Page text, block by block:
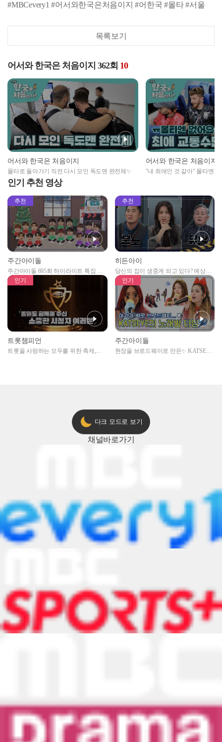
#MBCevery1 #어서와한국은처음이지 #어한국 #몰타 #서울
목록보기
어서와 한국은 처음이지 362회 10
어서와 한국은 처음이지
몰타로 돌아가기 직전 다시 모인 독도맨 완전체✨
어서와 한국은 처음이지
"내 최애인 것 같아" 몰타엔
인기 추천 영상
추천
주간아이돌
주간아이돌 695회 하이라이트 특집 남
자아이돌편 예고
추천
히든아이
당신의 집이 생중계 되고 있다? 예상치
못한 곳에서 일어나는 불법촬영 범죄!
인기
트롯챔피언
트롯을 사랑하는 모두를 위한 축제,
인기
주간아이돌
현장을 브로드웨이로 만든✨ KATSEYE
다크 모드로 보기
채널바로가기